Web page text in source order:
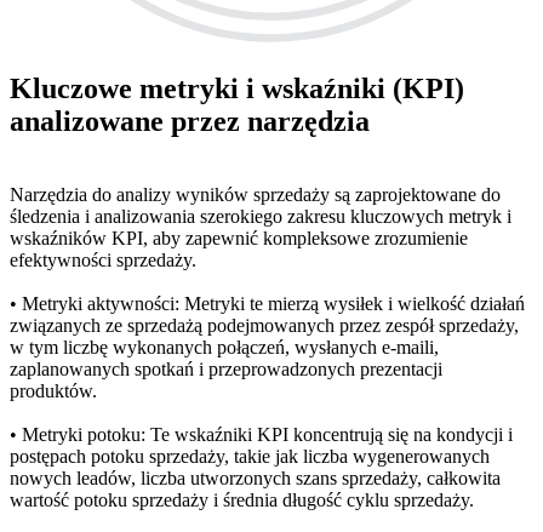
Kluczowe metryki i wskaźniki (KPI)
analizowane przez narzędzia
Narzędzia do analizy wyników sprzedaży są zaprojektowane do
śledzenia i analizowania szerokiego zakresu kluczowych metryk i
wskaźników KPI, aby zapewnić kompleksowe zrozumienie
efektywności sprzedaży.
• Metryki aktywności: Metryki te mierzą wysiłek i wielkość działań
związanych ze sprzedażą podejmowanych przez zespół sprzedaży,
w tym liczbę wykonanych połączeń, wysłanych e-maili,
zaplanowanych spotkań i przeprowadzonych prezentacji
produktów.
• Metryki potoku: Te wskaźniki KPI koncentrują się na kondycji i
postępach potoku sprzedaży, takie jak liczba wygenerowanych
nowych leadów, liczba utworzonych szans sprzedaży, całkowita
wartość potoku sprzedaży i średnia długość cyklu sprzedaży.